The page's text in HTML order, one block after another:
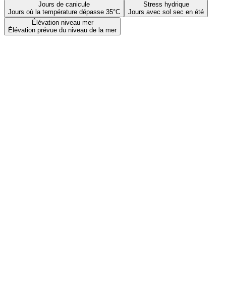
Jours de canicule
Jours où la température dépasse 35°C
Stress hydrique
Jours avec sol sec en été
Élévation niveau mer
Élévation prévue du niveau de la mer